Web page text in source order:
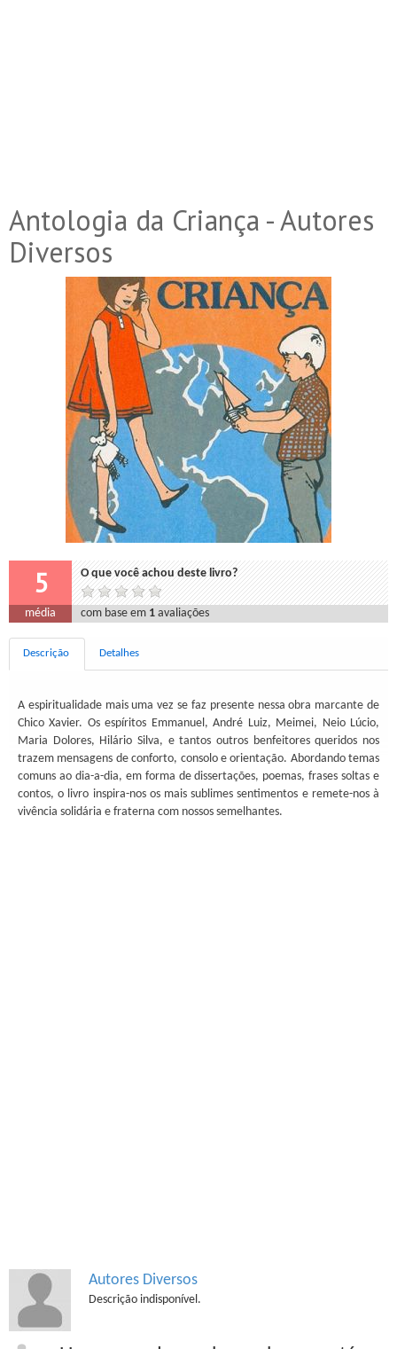
Antologia da Criança - Autores
Diversos
5 O que você achou deste livro?
média com base em 1 avaliações
Descrição Detalhes
A espiritualidade mais uma vez se faz presente nessa obra marcante de
Chico Xavier. Os espíritos Emmanuel, André Luiz, Meimei, Neio Lúcio,
Maria Dolores, Hilário Silva, e tantos outros benfeitores queridos nos
trazem mensagens de conforto, consolo e orientação. Abordando temas
comuns ao dia-a-dia, em forma de dissertações, poemas, frases soltas e
contos, o livro inspira-nos os mais sublimes sentimentos e remete-nos à
vivência solidária e fraterna com nossos semelhantes.
Autores Diversos
Descrição indisponível.